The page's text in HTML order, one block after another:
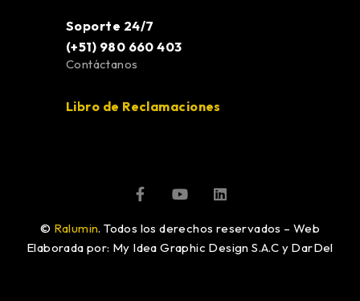
Soporte 24/7
(+51) 980 660 403
Contáctanos
Libro de Reclamaciones
© Ralumin. Todos los derechos reservados – Web
Elaborada por: My Idea Graphic Design S.A.C y DarDel